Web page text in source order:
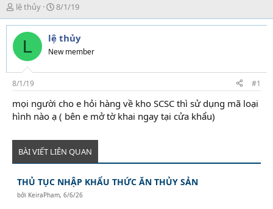
T
h
r
e
d
s
t
a
r
t
r
lệ thủy
N
g
à
y
g
i
8/1/19
L lệ thủy
New member
8/1/19 #1
mọi người cho e hỏi hàng về kho SCSC thì sử dụng mã loại
hình nào ạ ( bên e mở tờ khai ngay tại cửa khẩu)
BÀI VIẾT LIÊN QUAN
THỦ TỤC NHẬP KHẨU THỨC ĂN THỦY SẢN
bởi KeiraPham,6/6/26